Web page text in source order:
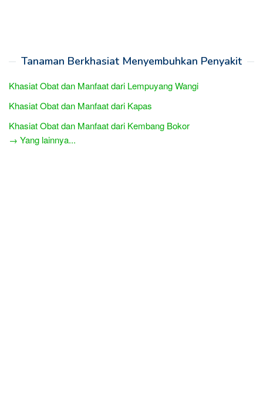
Tanaman Berkhasiat Menyembuhkan Penyakit
Khasiat Obat dan Manfaat dari Lempuyang Wangi
Khasiat Obat dan Manfaat dari Kapas
Khasiat Obat dan Manfaat dari Kembang Bokor
→ Yang lainnya...